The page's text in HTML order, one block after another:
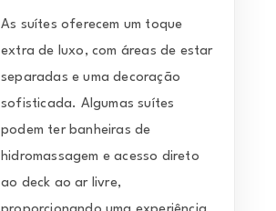
As suítes oferecem um toque
extra de luxo, com áreas de estar
separadas e uma decoração
sofisticada. Algumas suítes
podem ter banheiras de
hidromassagem e acesso direto
ao deck ao ar livre,